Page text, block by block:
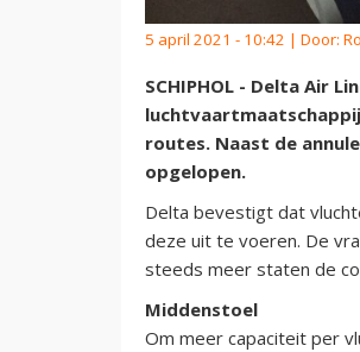
5 april 2021 - 10:42 | Door:
SCHIPHOL - Delta Air
routes. Naast de
opgelopen.
Delta bevestigt dat
deze uit te voeren. De
steeds meer staten de
Middenstoel
Om meer capaciteit per